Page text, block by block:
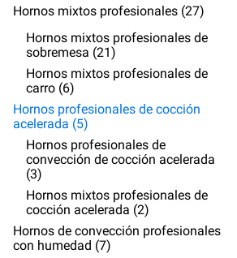
Hornos mixtos profesionales (27)
Hornos mixtos profesionales de
sobremesa (21)
Hornos mixtos profesionales de
carro (6)
Hornos profesionales de cocción
acelerada (5)
Hornos profesionales de
convección de cocción acelerada
(3)
Hornos mixtos profesionales de
cocción acelerada (2)
Hornos de convección profesionales
con humedad (7)